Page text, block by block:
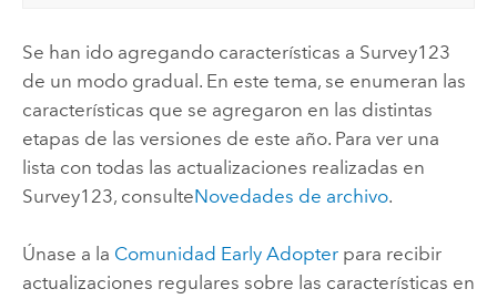
Se han ido agregando características a Survey123
de un modo gradual. En este tema, se enumeran las
características que se agregaron en las distintas
etapas de las versiones de este año. Para ver una
lista con todas las actualizaciones realizadas en
Survey123, consulteNovedades de archivo.
Únase a la Comunidad Early Adopterpara recibir
actualizaciones regulares sobre las características en